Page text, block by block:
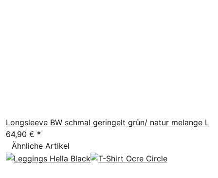
Longsleeve BW schmal geringelt grün/ natur melange L
64,90 € *
Ähnliche Artikel